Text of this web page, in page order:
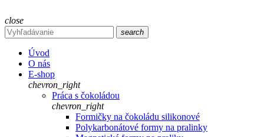
close
search
Úvod
O nás
E-shop
chevron_right
Práca s čokoládou
chevron_right
Formičky na čokoládu silikonové
Polykarbonátové formy na pralinky